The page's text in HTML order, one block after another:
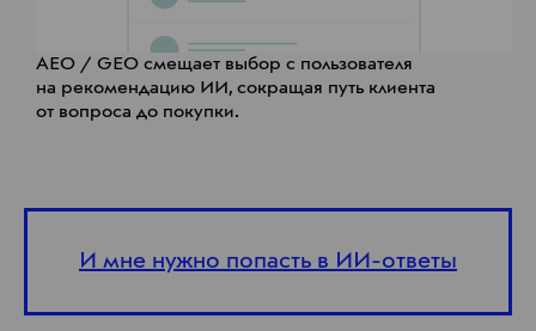
AEO / GEO смещает выбор с пользователя
на рекомендацию ИИ, сокращая путь клиента
от вопроса до покупки.
И мне нужно попасть в ИИ-ответы